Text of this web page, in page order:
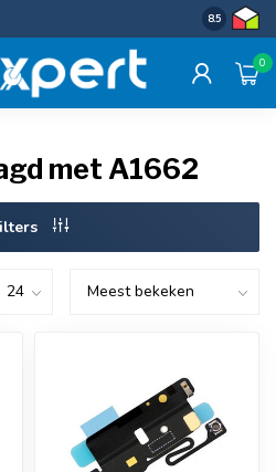
Uniforme
8.5
0
met A1662